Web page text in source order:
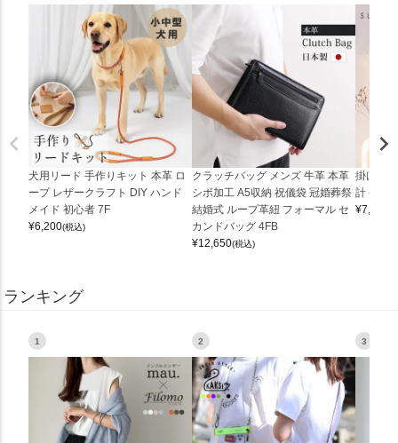
犬用リード 手作りキット 本革 ロ
ープ レザークラフト DIY ハンド
メイド 初心者 7F
¥6,200(税込)
クラッチバッグ メンズ 牛革 本革
シボ加工 A5収納 祝儀袋 冠婚葬祭
結婚式 ループ革紐 フォーマル セ
カンドバッグ 4FB
¥12,650(税込)
掛け時
計
¥7,150
ランキング
1 2 3